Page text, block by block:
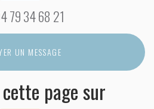
79 34 68 21
UN MESSAGE
page sur